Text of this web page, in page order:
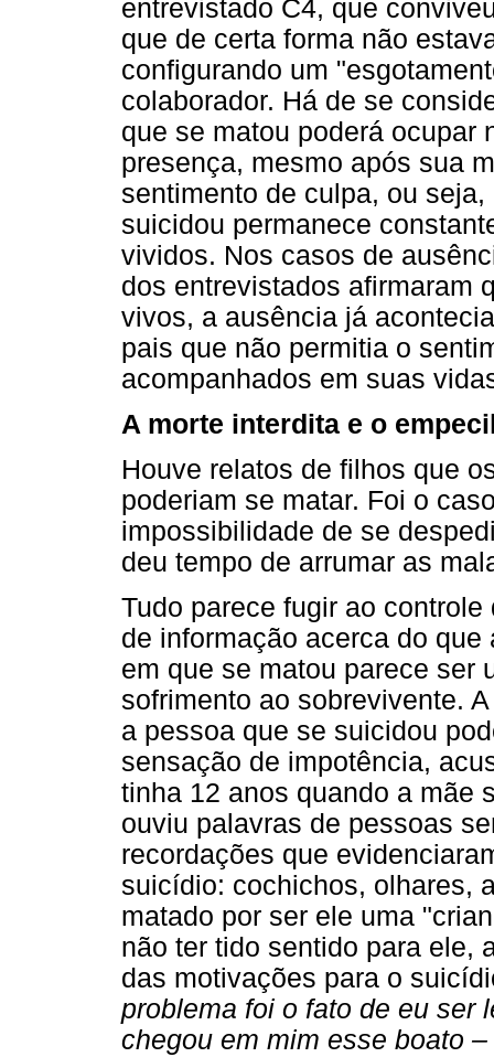
entrevistado C4, que
que de certa forma não
configurando um
colaborador. Há de se
que se matou poderá ocupar
presença, mesmo após sua
sentimento de culpa, ou
suicidou permanece
vividos. Nos casos de
dos entrevistados afirmaram
vivos, a ausência já
pais que não permitia o
acompanhados em suas
A morte interdita e o
Houve relatos de filhos que
poderiam se matar. Foi o
impossibilidade de se
deu tempo de arrumar as
Tudo parece fugir ao
de informação acerca do
em que se matou parece ser
sofrimento ao sobrevivente.
a pessoa que se suicidou
sensação de impotência,
tinha 12 anos quando a mãe
ouviu palavras de pessoas
recordações que
suicídio: cochichos, olhares,
matado por ser ele uma
não ter tido sentido para ele,
das motivações para o
problema foi o fato de eu ser
chegou em mim esse boato